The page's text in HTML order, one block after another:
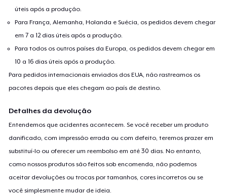
úteis após a produção.
Para França, Alemanha, Holanda e Suécia, os pedidos devem chegar
em 7 a 12 dias úteis após a produção.
Para todos os outros países da Europa, os pedidos devem chegar em
10 a 16 dias úteis após a produção.
Para pedidos internacionais enviados dos EUA, não rastreamos os
pacotes depois que eles chegam ao país de destino.
Detalhes da devolução
Entendemos que acidentes acontecem. Se você receber um produto
danificado, com impressão errada ou com defeito, teremos prazer em
substituí-lo ou oferecer um reembolso em até 30 dias. No entanto,
como nossos produtos são feitos sob encomenda, não podemos
aceitar devoluções ou trocas por tamanhos, cores incorretos ou se
você simplesmente mudar de ideia.